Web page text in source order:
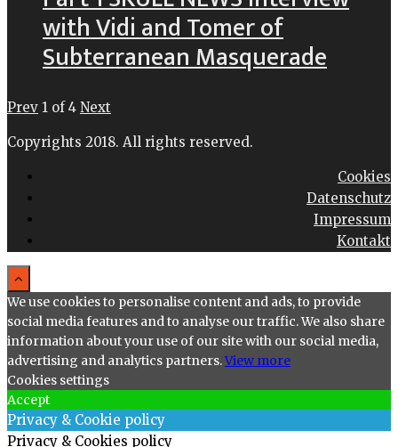
with Vidi and Tomer of
Subterranean Masquerade
Prev 1 of 4 Next
Copyrights 2018. All rights reserved.
Cookies
Datenschutz
Impressum
Kontakt
We use cookies to personalise content and ads, to provide
social media features and to analyse our traffic. We also share
information about your use of our site with our social media,
advertising and analytics partners.View more
Cookies settings
Accept
Privacy & Cookie policy
Privacy & Cookies policy